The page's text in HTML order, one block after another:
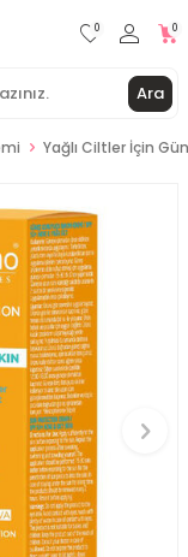
Ara
0 0
Yağlı Ciltler İçin